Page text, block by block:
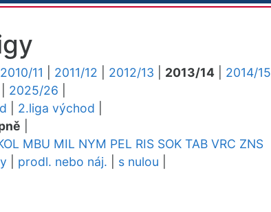
2010/11 2011/12 2012/13 2013/14 2014/15
2025/26
2.liga východ
MBU MIL NYM PEL RIS SOK TAB VRC ZNS
prodl. nebo náj. s nulou